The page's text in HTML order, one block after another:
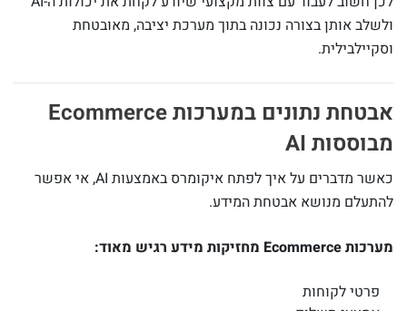
ולשלב אותן בצורה נכונה בתוך מערכת יציבה, מאובטחת
וסקיילבילית.
אבטחת נתונים במערכות Ecommerce
מבוססות AI
כאשר מדברים על איך לפתח איקומרס באמצעות AI, אי אפשר
להתעלם מנושא אבטחת המידע.
מערכות Ecommerce מחזיקות מידע רגיש מאוד:
פרטי לקוחות